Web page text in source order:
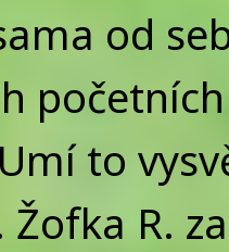
od
to
Žofka R.